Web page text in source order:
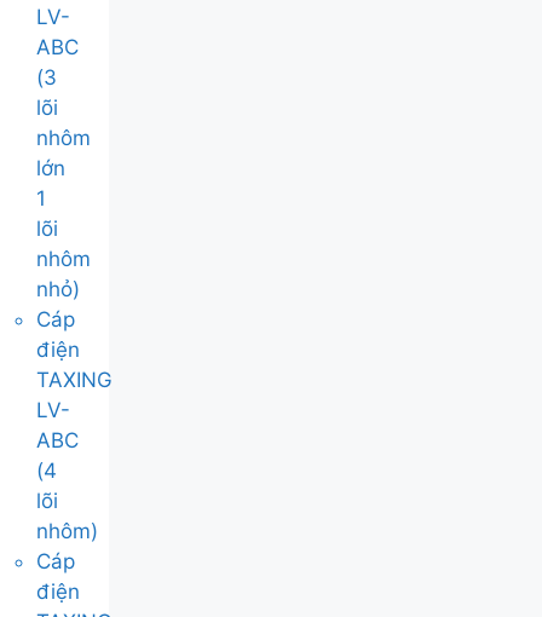
LV-
ABC
(3
lõi
nhôm
lớn
1
lõi
nhôm
nhỏ)
Cáp
điện
TAXING
LV-
ABC
(4
lõi
nhôm)
Cáp
điện